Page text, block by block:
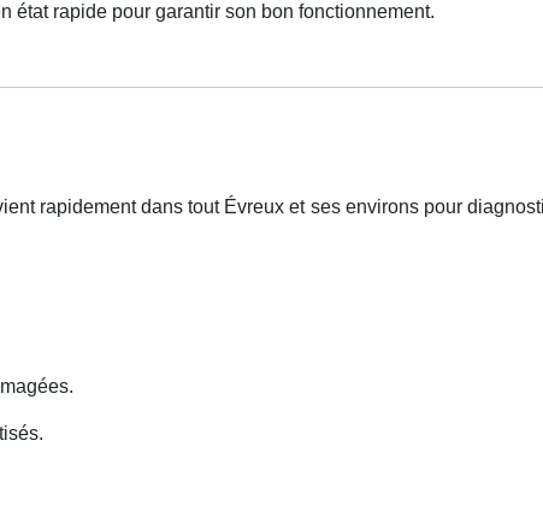
état rapide pour garantir son bon fonctionnement.
rapidement dans tout Évreux et ses environs pour